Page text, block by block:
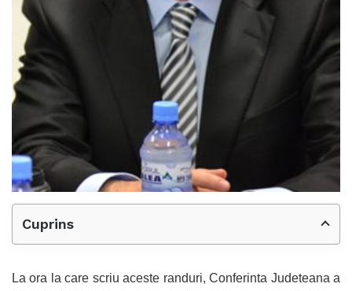
Cuprins
La ora la care scriu aceste randuri, Conferinta Judeteana a